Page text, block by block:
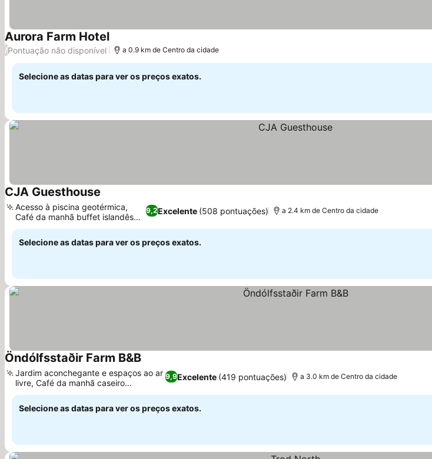
Aurora Farm Hotel
/Pontuação não disponível a 0.9 km de Centro da cidade
Selecione as datas para ver os preços exatos.
CJA Guesthouse
9,2Excelente (508 pontuações)
Acesso à piscina geotérmica,
Café da manhã buffet islandês
farto
a 2.4 km de Centro da cidade
Selecione as datas para ver os preços exatos.
Öndólfsstaðir Farm B&B
9,9Excelente (419 pontuações)
Jardim aconchegante e espaços ao ar
livre, Café da manhã caseiro
excepcional
a 3.0 km de Centro da cidade
Selecione as datas para ver os preços exatos.